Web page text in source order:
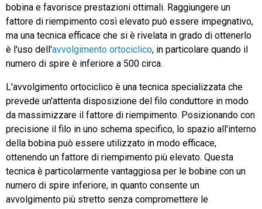
bobina e favorisce prestazioni ottimali. Raggiungere un
fattore di riempimento così elevato può essere impegnativo,
ma una tecnica efficace che si è rivelata in grado di ottenerlo
è l'uso dell'avvolgimento ortociclico, in particolare quando il
numero di spire è inferiore a 500 circa.
L'avvolgimento ortociclico è una tecnica specializzata che
prevede un'attenta disposizione del filo conduttore in modo
da massimizzare il fattore di riempimento. Posizionando con
precisione il filo in uno schema specifico, lo spazio all'interno
della bobina può essere utilizzato in modo efficace,
ottenendo un fattore di riempimento più elevato. Questa
tecnica è particolarmente vantaggiosa per le bobine con un
numero di spire inferiore, in quanto consente un
avvolgimento più stretto senza compromettere le